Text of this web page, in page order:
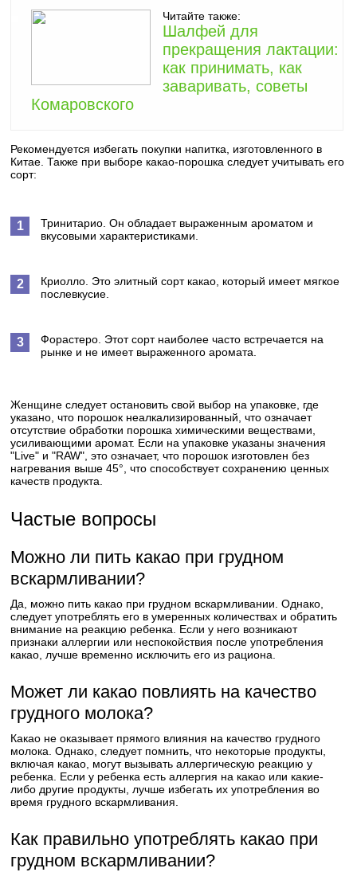
Читайте также:
Шалфей для
прекращения лактации:
как принимать, как
заваривать, советы
Комаровского
Рекомендуется избегать покупки напитка, изготовленного в
Китае. Также при выборе какао-порошка следует учитывать его
сорт:
Тринитарио. Он обладает выраженным ароматом и
вкусовыми характеристиками.
Криолло. Это элитный сорт какао, который имеет мягкое
послевкусие.
Форастеро. Этот сорт наиболее часто встречается на
рынке и не имеет выраженного аромата.
Женщине следует остановить свой выбор на упаковке, где
указано, что порошок неалкализированный, что означает
отсутствие обработки порошка химическими веществами,
усиливающими аромат. Если на упаковке указаны значения
"Live" и "RAW", это означает, что порошок изготовлен без
нагревания выше 45°, что способствует сохранению ценных
качеств продукта.
Частые вопросы
Можно ли пить какао при грудном
вскармливании?
Да, можно пить какао при грудном вскармливании. Однако,
следует употреблять его в умеренных количествах и обратить
внимание на реакцию ребенка. Если у него возникают
признаки аллергии или неспокойствия после употребления
какао, лучше временно исключить его из рациона.
Может ли какао повлиять на качество
грудного молока?
Какао не оказывает прямого влияния на качество грудного
молока. Однако, следует помнить, что некоторые продукты,
включая какао, могут вызывать аллергическую реакцию у
ребенка. Если у ребенка есть аллергия на какао или какие-
либо другие продукты, лучше избегать их употребления во
время грудного вскармливания.
Как правильно употреблять какао при
грудном вскармливании?